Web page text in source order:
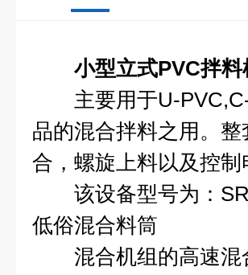
小型立式PVC拌料
主要用于U-PVC,C-
品的混合拌料之用。
合，螺旋上料以及控
该设备型号为：
低俗混合料筒
混合机组的高速混